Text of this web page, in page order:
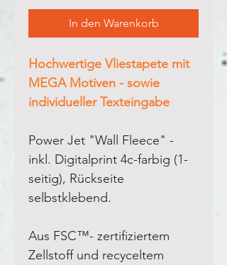
In den Warenkorb
Hochwertige Vliestapete mit
MEGA Motiven - sowie
individueller Texteingabe
Power Jet "Wall Fleece" -
inkl. Digitalprint 4c-farbig (1-
seitig), Rückseite
selbstklebend.
Aus FSC™- zertifiziertem
Zellstoff und recyceltem